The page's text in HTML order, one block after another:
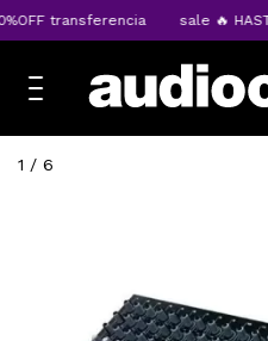
transferencia sale 🔥
1 / 6